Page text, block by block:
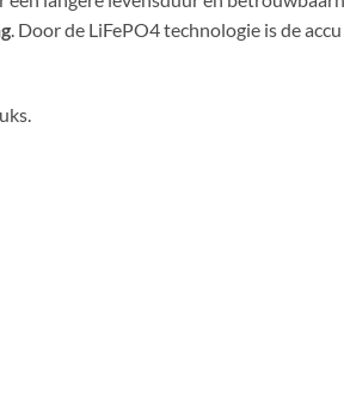
. Door de LiFePO4 technologie is de